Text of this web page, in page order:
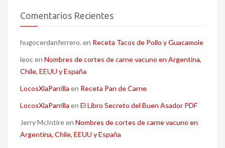
Comentarios Recientes
hugocerdanferrero. en Receta Tacos de Pollo y Guacamole
leocen Nombres de cortes de carne vacuno en Argentina,
Chile, EEUU y España
LocosXlaParrilla en Receta Pan de Carne
LocosXlaParrilla en El Libro Secreto del Buen Asador PDF
Jerry McIntireen Nombres de cortes de carne vacuno en
Argentina, Chile, EEUU y España